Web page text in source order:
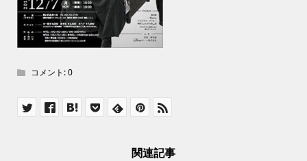
コメント:0
関連記事